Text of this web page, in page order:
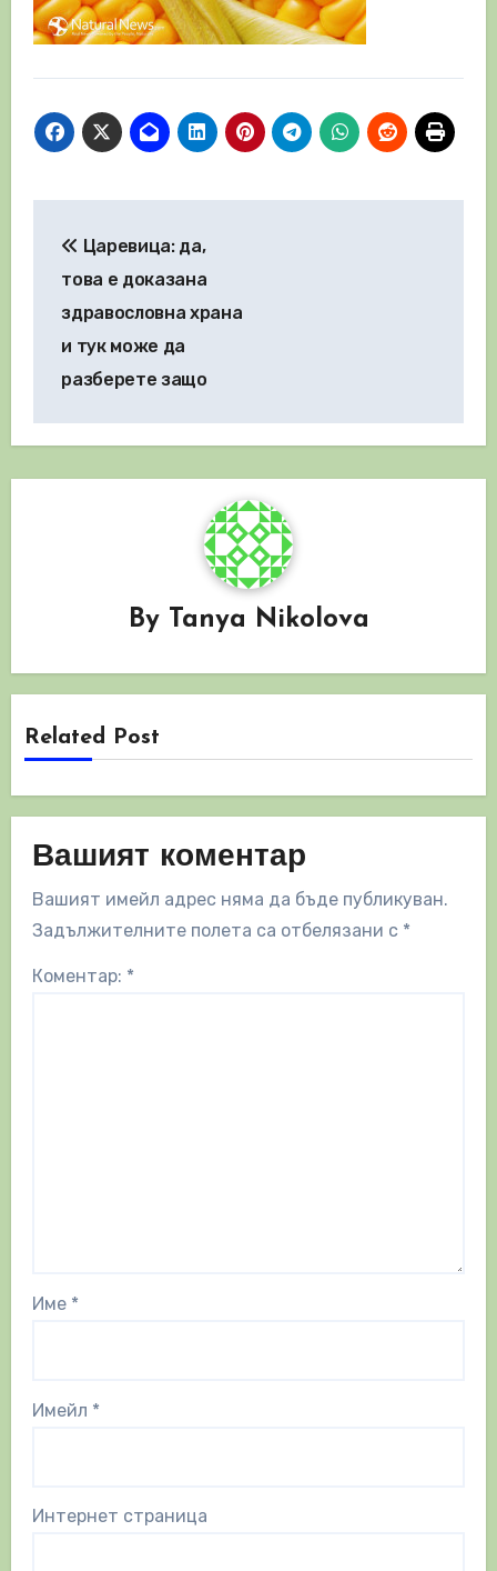
Царевица: да,
това е доказана
здравословна храна
и тук може да
разберете защо
By Tanya Nikolova
Related Post
Вашият коментар
Вашият имейл адрес няма да бъде публикуван.
Задължителните полета са отбелязани с *
Коментар: *
Име *
Имейл *
Интернет страница